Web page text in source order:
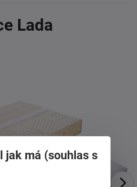
Lada
jak má (souhlas s